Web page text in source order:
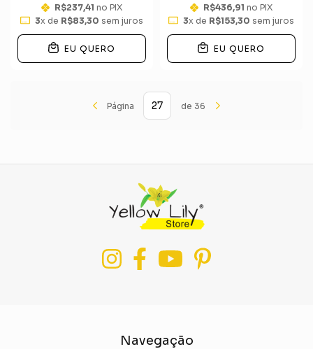
R$237,41 no PIX
3x de R$83,30 sem juros
EU QUERO
R$436,91 no PIX
3x de R$153,30 sem juros
EU QUERO
Página de 36
Navegação